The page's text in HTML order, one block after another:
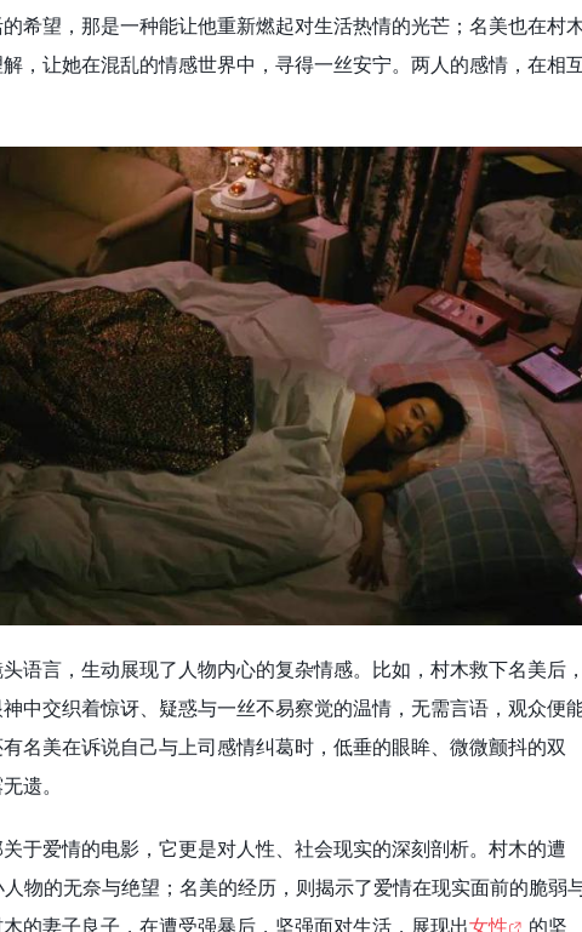
希望，那是一种能让他重新燃起对生活热情的光芒；名美也在村
，让她在混乱的情感世界中，寻得一丝安宁。两人的感情，在相
语言，生动展现了人物内心的复杂情感。比如，村木救下名美后，
中交织着惊讶、疑惑与一丝不易察觉的温情，无需言语，观众便
名美在诉说自己与上司感情纠葛时，低垂的眼眸、微微颤抖的双
遗。
关于爱情的电影，它更是对人性、社会现实的深刻剖析。村木的遭
物的无奈与绝望；名美的经历，则揭示了爱情在现实面前的脆弱
的妻子良子，在遭受强暴后，坚强面对生活，展现出女性
的坚